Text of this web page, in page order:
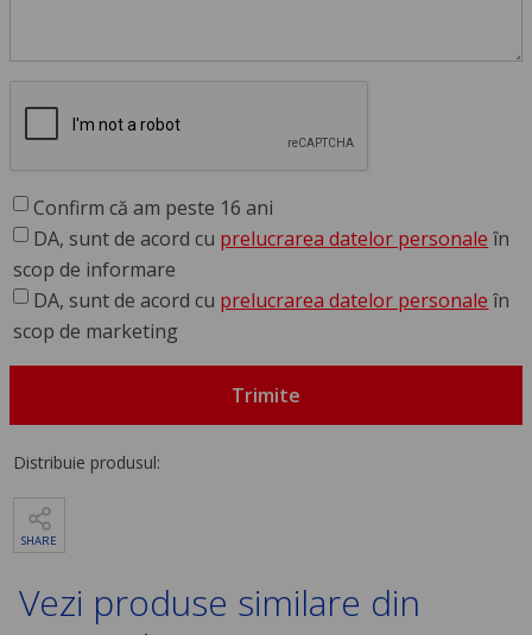
Confirm că am peste 16 ani
DA, sunt de acord cu prelucrarea datelor personale în
scop de informare
DA, sunt de acord cu prelucrarea datelor personale în
scop de marketing
Trimite
Distribuie produsul:
SHARE
Vezi produse similare din